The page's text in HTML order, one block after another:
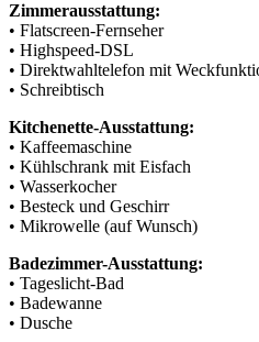
Zimmerausstattung:
• Flatscreen-Fernseher
• Highspeed-DSL
• Direktwahltelefon mit
• Schreibtisch
Kitchenette-Ausstattung:
• Kaffeemaschine
• Kühlschrank mit Eisfach
• Wasserkocher
• Besteck und Geschirr
• Mikrowelle (auf Wunsch)
Badezimmer-Ausstattung:
• Tageslicht-Bad
• Badewanne
• Dusche